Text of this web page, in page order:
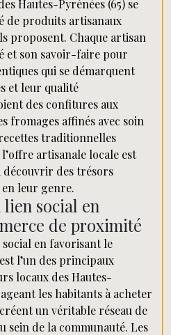
Hautes-Pyrénées (65) se
de produits artisanaux
proposent. Chaque artisan
et son savoir-faire pour
qui se démarquent
et leur qualité
des confitures aux
fromages affinés avec soin
traditionnelles
artisanale locale est
des trésors
leur genre.
social en
de proximité
en favorisant le
l’un des principaux
locaux des Hautes-
les habitants à acheter
un véritable réseau de
sein de la communauté. Les